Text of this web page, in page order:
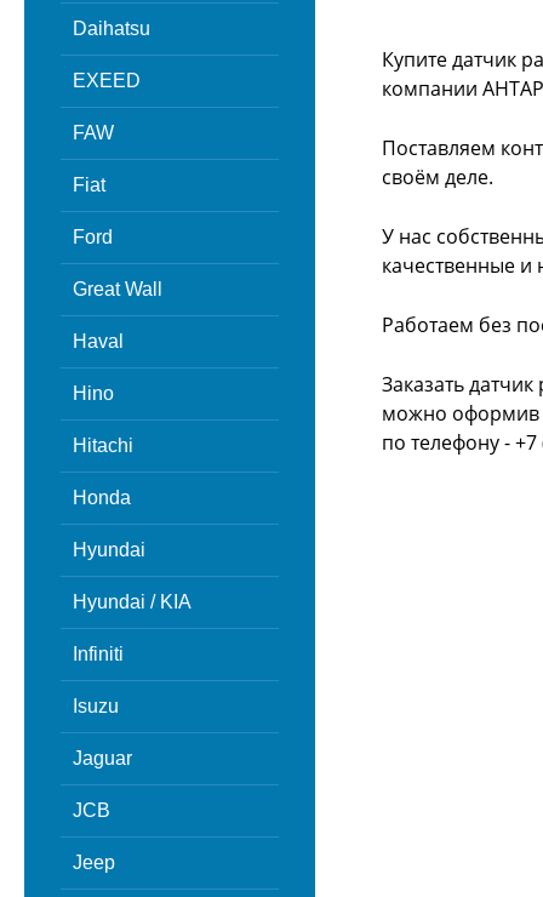
Daihatsu
EXEED
FAW
Fiat
Ford
Great Wall
Haval
Hino
Hitachi
Honda
Hyundai
Hyundai / KIA
Infiniti
Isuzu
Jaguar
JCB
Jeep
Купите датчик
компании
Поставляем
своём деле.
У нас
качественные и
Работаем без
Заказать
можно оформив
по телефону -